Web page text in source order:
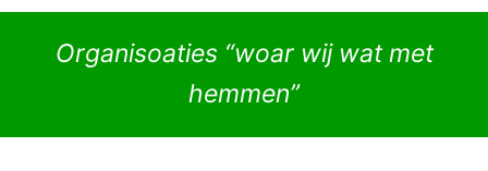
Organisoaties “woar wij wat met
hemmen”